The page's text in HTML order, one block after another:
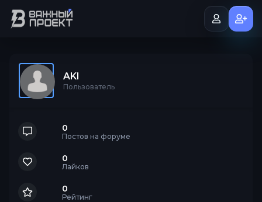
AKI
Пользователь
0
Постов на форуме
0
Лайков
0
Рейтинг